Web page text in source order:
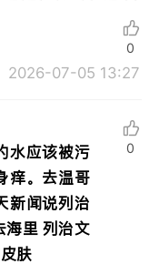
2026-07-05 13:27
0
水应该被污
痒。去温哥
新闻说列治
海里 列治文
肤
0